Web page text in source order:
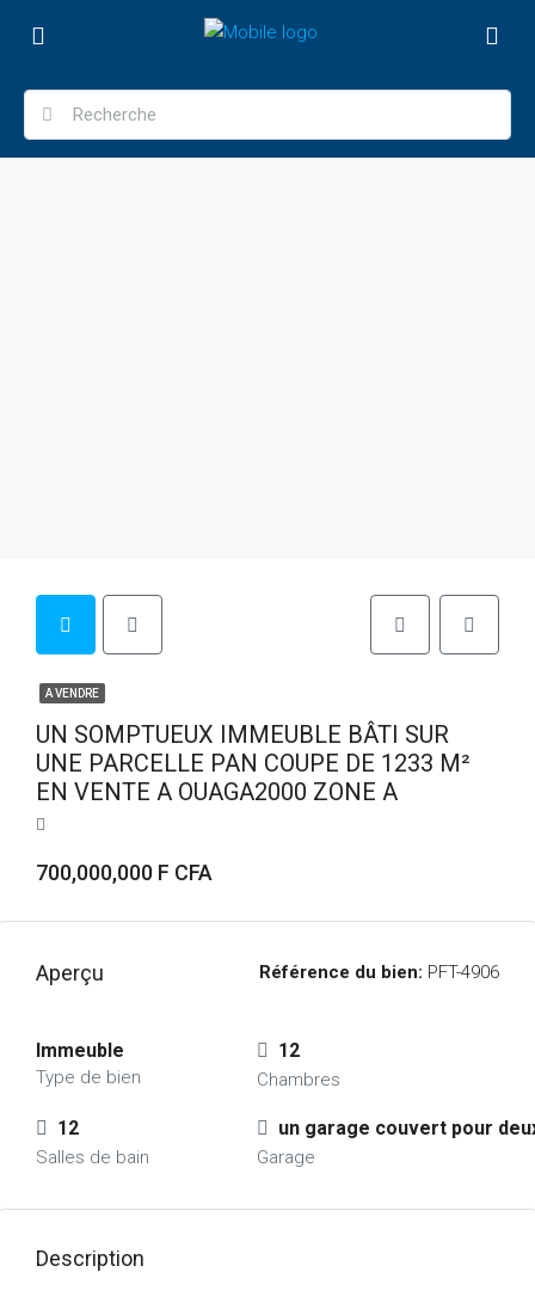
A VENDRE
UN SOMPTUEUX IMMEUBLE BÂTI SUR
UNE PARCELLE PAN COUPE DE 1233 M²
EN VENTE A OUAGA2000 ZONE A
700,000,000 F CFA
Aperçu Référence du bien: PFT-4906
Immeuble
Type de bien
12
Chambres
12
Salles de bain
un garage couvert pour
Garage
Description